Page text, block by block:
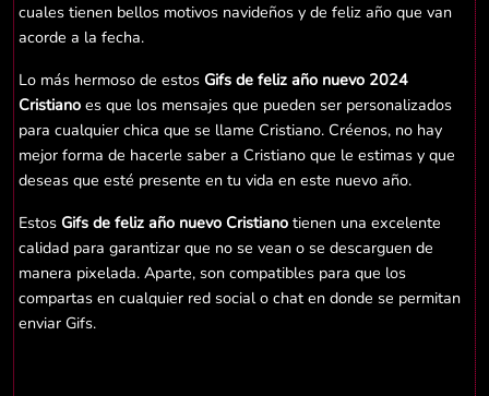
cuales tienen bellos motivos navideños y de feliz año que van
acorde a la fecha.
Lo más hermoso de estos Gifs de feliz año nuevo 2024
Cristiano es que los mensajes que pueden ser personalizados
para cualquier chica que se llame Cristiano. Créenos, no hay
mejor forma de hacerle saber a Cristiano que le estimas y que
deseas que esté presente en tu vida en este nuevo año.
Estos Gifs de feliz año nuevo Cristiano tienen una excelente
calidad para garantizar que no se vean o se descarguen de
manera pixelada. Aparte, son compatibles para que los
compartas en cualquier red social o chat en donde se permitan
enviar Gifs.